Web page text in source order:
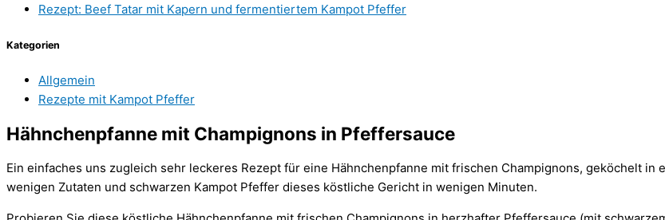
Rezept: Beef Tatar mit Kapern und fermentiertem Kampot Pfeffer
Kategorien
Allgemein
Rezepte mit Kampot Pfeffer
Hähnchenpfanne mit Champignons in Pfeffersauce
Ein einfaches uns zugleich sehr leckeres Rezept für eine Hähnchenpfanne mit frischen Champignons, geköchelt in
wenigen Zutaten und schwarzen Kampot Pfeffer dieses köstliche Gericht in wenigen Minuten.